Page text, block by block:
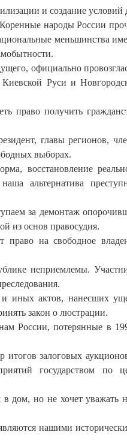
и создание условий
Коренные народы России
меньшинства
официально
Руси и
право получить
главы регионов,
выборах.
восстановление
альтернатива
за демонтаж
из основ правосудия.
на свободное
неприемлемы.
и иных актов, нанесших
закон о люстрации.
России, потерянные в
итогов залоговых
государством по
в дом, но не хочет уважать
нашими